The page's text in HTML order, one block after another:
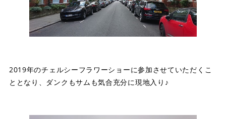
2019年のチェルシーフラワーショーに参加させていただくこ
ととなり、ダンクもサムも気合充分に現地入り♪